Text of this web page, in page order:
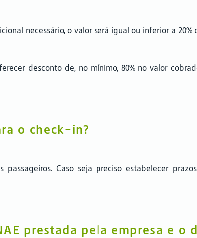
necessário, o valor será igual ou inferior a
desconto de, no mínimo, 80% no valor
o check-in?
Caso seja preciso estabelecer
prestada pela empresa e o